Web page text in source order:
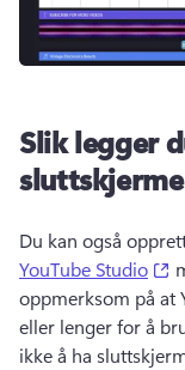
Slik legger
Du kan også
YouTube Studio
oppmerksom på at
eller lenger for å
ikke å ha